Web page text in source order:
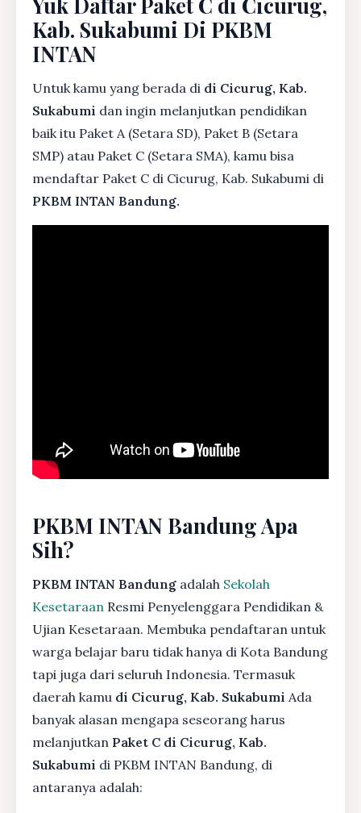
Kab. Sukabumi Di PKBM
INTAN
Untuk kamu yang berada di di Cicurug, Kab.
Sukabumi dan ingin melanjutkan pendidikan
baik itu Paket A (Setara SD), Paket B (Setara
SMP) atau Paket C (Setara SMA), kamu bisa
mendaftar Paket C di Cicurug, Kab. Sukabumi di
PKBM INTAN Bandung.
PKBM INTAN Bandung Apa
Sih?
PKBM INTAN Bandung adalah Sekolah
Kesetaraan Resmi Penyelenggara Pendidikan &
Ujian Kesetaraan. Membuka pendaftaran untuk
warga belajar baru tidak hanya di Kota Bandung
tapi juga dari seluruh Indonesia. Termasuk
daerah kamu di Cicurug, Kab. Sukabumi Ada
banyak alasan mengapa seseorang harus
melanjutkan Paket C di Cicurug, Kab.
Sukabumi di PKBM INTAN Bandung, di
antaranya adalah: